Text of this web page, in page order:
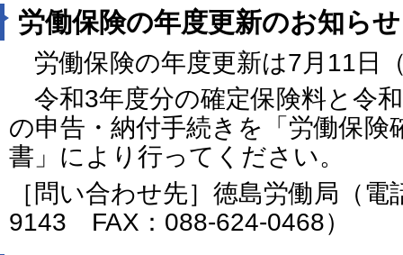
労働保険の年度更新のお知らせ
労働保険の年度更新は7月11日
令和3年度分の確定保険料と令
の申告・納付手続きを「労働保険
書」により行ってください。
［問い合わせ先］徳島労働局（
9143 FAX：088-624-0468）